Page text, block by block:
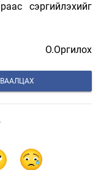
сэргийлэхийг
О.Оргилох